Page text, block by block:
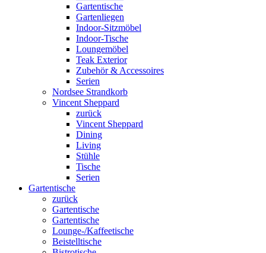
Gartentische
Gartenliegen
Indoor-Sitzmöbel
Indoor-Tische
Loungemöbel
Teak Exterior
Zubehör & Accessoires
Serien
Nordsee Strandkorb
Vincent Sheppard
zurück
Vincent Sheppard
Dining
Living
Stühle
Tische
Serien
Gartentische
zurück
Gartentische
Gartentische
Lounge-/Kaffeetische
Beistelltische